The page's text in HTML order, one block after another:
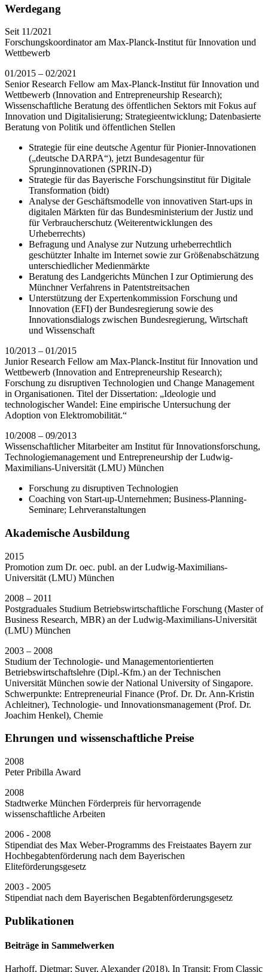
Werdegang
Seit 11/2021
Forschungskoordinator am Max-Planck-Institut für Innovation und
Wettbewerb
01/2015 – 02/2021
Senior Research Fellow am Max-Planck-Institut für Innovation und
Wettbewerb (Innovation and Entrepreneurship Research);
Wissenschaftliche Beratung des öffentlichen Sektors mit Fokus auf
Innovation und Digitalisierung; Strategieentwicklung; Datenbasierte
Beratung von Politik und öffentlichen Stellen
Strategie für eine deutsche Agentur für Pionier-Innovationen
(„deutsche DARPA“), jetzt Bundesagentur für
Sprunginnovationen (SPRIN-D)
Strategie für das Bayerische Forschungsinstitut für Digitale
Transformation (bidt)
Analyse der Geschäftsmodelle von innovativen Start-ups in
digitalen Märkten für das Bundesministerium der Justiz und
für Verbraucherschutz (Weiterentwicklungen des
Urheberrechts)
Befragung und Analyse zur Nutzung urheberrechtlich
geschützter Inhalte im Internet sowie zur Größenabschätzung
unterschiedlicher Medienmärkte
Beratung des Landgerichts München I zur Optimierung des
Münchner Verfahrens in Patentstreitsachen
Unterstützung der Expertenkommission Forschung und
Innovation (EFI) der Bundesregierung sowie des
Innovationsdialogs zwischen Bundesregierung, Wirtschaft
und Wissenschaft
10/2013 – 01/2015
Junior Research Fellow am Max-Planck-Institut für Innovation und
Wettbewerb (Innovation and Entrepreneurship Research);
Forschung zu disruptiven Technologien und Change Management
in Organisationen. Titel der Dissertation: „Ideologie und
technologischer Wandel: Eine empirische Untersuchung der
Adoption von Elektromobilität.“
10/2008 – 09/2013
Wissenschaftlicher Mitarbeiter am Institut für Innovationsforschung,
Technologiemanagement und Entrepreneurship der Ludwig-
Maximilians-Universität (LMU) München
Forschung zu disruptiven Technologien
Coaching von Start-up-Unternehmen; Business-Planning-
Seminare; Lehrveranstaltungen
Akademische Ausbildung
2015
Promotion zum Dr. oec. publ. an der Ludwig-Maximilians-
Universität (LMU) München
2008 – 2011
Postgraduales Studium Betriebswirtschaftliche Forschung (Master of
Business Research, MBR) an der Ludwig-Maximilians-Universität
(LMU) München
2003 – 2008
Studium der Technologie- und Managementorientierten
Betriebswirtschaftslehre (Dipl.-Kfm.) an der Technischen
Universität München sowie der National University of Singapore.
Schwerpunkte: Entrepreneurial Finance (Prof. Dr. Dr. Ann-Kristin
Achleitner), Technologie- und Innovationsmanagement (Prof. Dr.
Joachim Henkel), Chemie
Ehrungen und wissenschaftliche Preise
2008
Peter Pribilla Award
2008
Stadtwerke München Förderpreis für hervorragende
wissenschaftliche Arbeiten
2006 - 2008
Stipendiat des Max Weber-Programms des Freistaates Bayern zur
Hochbegabtenförderung nach dem Bayerischen
Eliteförderungsgesetz
2003 - 2005
Stipendiat nach dem Bayerischen Begabtenförderungsgesetz
Publikationen
Beiträge in Sammelwerken
Harhoff, Dietmar; Suyer, Alexander(2018). In Transit: From Classic